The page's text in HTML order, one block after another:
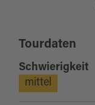
Tourdaten
Schwierigkeit
mittel